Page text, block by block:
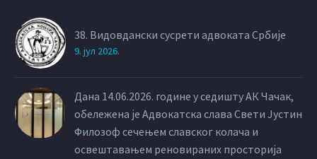
38. Видовдански сусрети адвоката Србије
9. јул 2026.
Дана 14.06.2026. године у седишту АК Чачак,
обележена је Адвокатска слава Свети Јустин
Филозоф сечењем славског колача и
освештавањем реновираних просторија